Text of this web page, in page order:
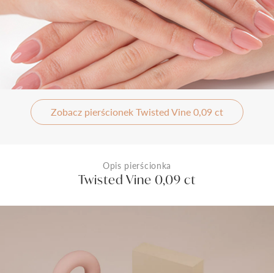
Zobacz pierścionek Twisted Vine 0,09 ct
Opis pierścionka
Twisted Vine 0,09 ct